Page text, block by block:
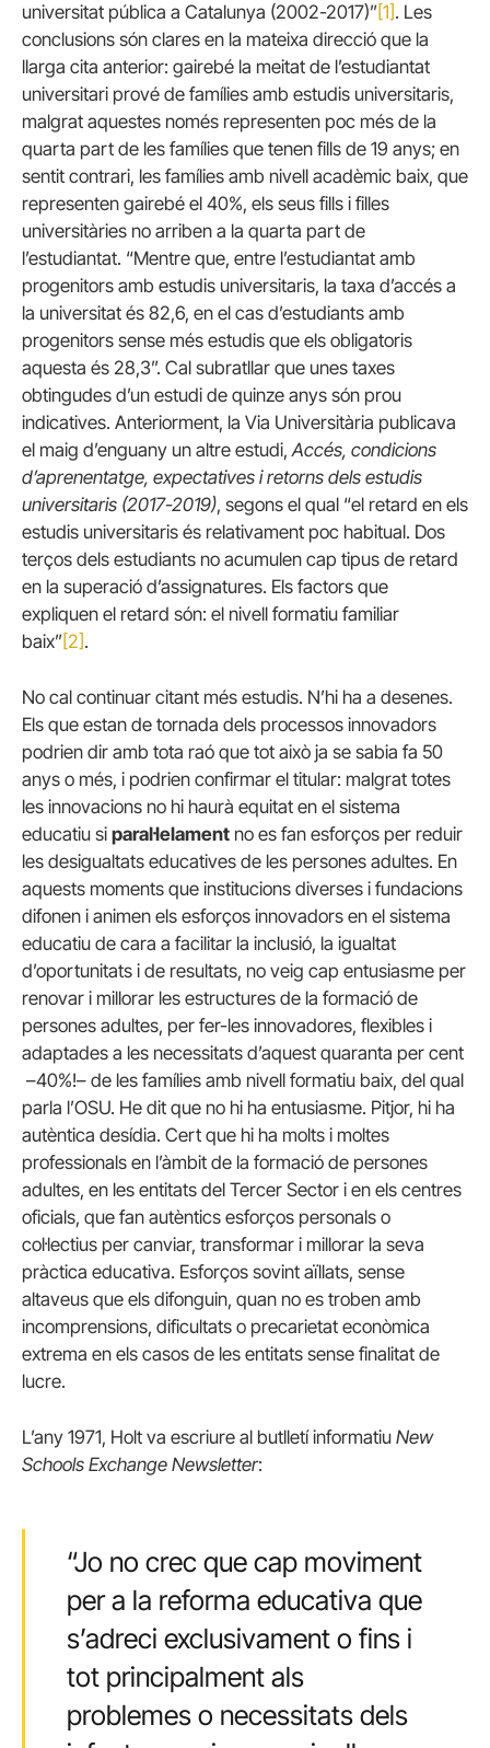
universitat pública a Catalunya (2002-2017)” [1] . Les
conclusions són clares en la mateixa direcció que la
llarga cita anterior: gairebé la meitat de l’estudiantat
universitari prové de famílies amb estudis universitaris,
malgrat aquestes només representen poc més de la
quarta part de les famílies que tenen fills de 19 anys; en
sentit contrari, les famílies amb nivell acadèmic baix, que
representen gairebé el 40%, els seus fills i filles
universitàries no arriben a la quarta part de
l’estudiantat. “Mentre que, entre l’estudiantat amb
progenitors amb estudis universitaris, la taxa d’accés a
la universitat és 82,6, en el cas d’estudiants amb
progenitors sense més estudis que els obligatoris
aquesta és 28,3”. Cal subratllar que unes taxes
obtingudes d’un estudi de quinze anys són prou
indicatives. Anteriorment, la Via Universitària publicava
el maig d’enguany un altre estudi,Accés, condicions
d’aprenentatge, expectatives i retorns dels estudis
universitaris (2017-2019), segons el qual “el retard en els
estudis universitaris és relativament poc habitual. Dos
terços dels estudiants no acumulen cap tipus de retard
en la superació d’assignatures. Els factors que
expliquen el retard són: el nivell formatiu familiar
baix” [2] .
No cal continuar citant més estudis. N’hi ha a desenes.
Els que estan de tornada dels processos innovadors
podrien dir amb tota raó que tot això ja se sabia fa 50
anys o més, i podrien confirmar el titular: malgrat totes
les innovacions no hi haurà equitat en el sistema
educatiu si paral·lelament no es fan esforços per reduir
les desigualtats educatives de les persones adultes. En
aquests moments que institucions diverses i fundacions
difonen i animen els esforços innovadors en el sistema
educatiu de cara a facilitar la inclusió, la igualtat
d’oportunitats i de resultats, no veig cap entusiasme per
renovar i millorar les estructures de la formació de
persones adultes, per fer-les innovadores, flexibles i
adaptades a les necessitats d’aquest quaranta per cent
–40%!– de les famílies amb nivell formatiu baix, del qual
parla l’OSU. He dit que no hi ha entusiasme. Pitjor, hi ha
autèntica desídia. Cert que hi ha molts i moltes
professionals en l’àmbit de la formació de persones
adultes, en les entitats del Tercer Sector i en els centres
oficials, que fan autèntics esforços personals o
col·lectius per canviar, transformar i millorar la seva
pràctica educativa. Esforços sovint aïllats, sense
altaveus que els difonguin, quan no es troben amb
incomprensions, dificultats o precarietat econòmica
extrema en els casos de les entitats sense finalitat de
lucre.
L’any 1971, Holt va escriure al butlletí informatiu New
Schools Exchange Newsletter:
“Jo no crec que cap moviment
per a la reforma educativa que
s’adreci exclusivament o fins i
tot principalment als
problemes o necessitats dels